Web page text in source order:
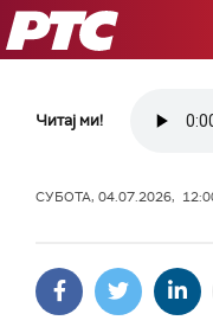
РТС
Читај ми!
СУБОТА, 04.07.2026,